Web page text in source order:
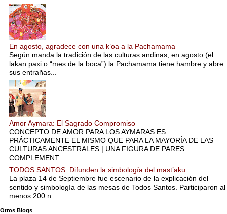
En agosto, agradece con una k’oa a la Pachamama
Según manda la tradición de las culturas andinas, en agosto (el
lakan paxi o “mes de la boca”) la Pachamama tiene hambre y abre
sus entrañas...
Amor Aymara: El Sagrado Compromiso
CONCEPTO DE AMOR PARA LOS AYMARAS ES
PRÁCTICAMENTE EL MISMO QUE PARA LA MAYORÍA DE LAS
CULTURAS ANCESTRALES | UNA FIGURA DE PARES
COMPLEMENT...
TODOS SANTOS. Difunden la simbología del mast’aku
La plaza 14 de Septiembre fue escenario de la explicación del
sentido y simbología de las mesas de Todos Santos. Participaron al
menos 200 n...
Otros Blogs